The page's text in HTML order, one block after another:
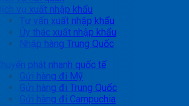
Dịch vụ xuất nhập khẩu
Tư vấn xuất nhập khẩu
Ủy thác xuất nhập khẩu
Nhập hàng Trung Quốc
Chuyển phát nhanh quốc tế
Gửi hàng đi Mỹ
Gửi hàng đi Trung Quốc
Gửi hàng đi Campuchia